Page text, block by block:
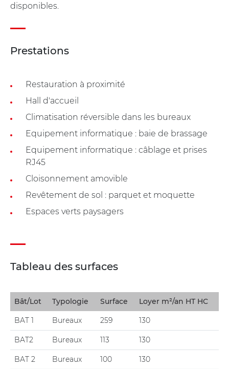
disponibles.
Prestations
Restauration à proximité
Hall d'accueil
Climatisation réversible dans les bureaux
Equipement informatique : baie de brassage
Equipement informatique : câblage et prises
RJ45
Cloisonnement amovible
Revêtement de sol : parquet et moquette
Espaces verts paysagers
Tableau des surfaces
Bât/Lot Typologie Surface Loyer m²/an HT HC
BAT 1 Bureaux 259 130
BAT2 Bureaux 113 130
BAT 2 Bureaux 100 130